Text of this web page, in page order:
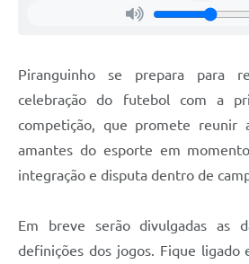
Piranguinho se prepara para
celebração do futebol com a
competição, que promete reunir
amantes do esporte em
integração e disputa dentro de
Em breve serão divulgadas as
definições dos jogos. Fique ligado